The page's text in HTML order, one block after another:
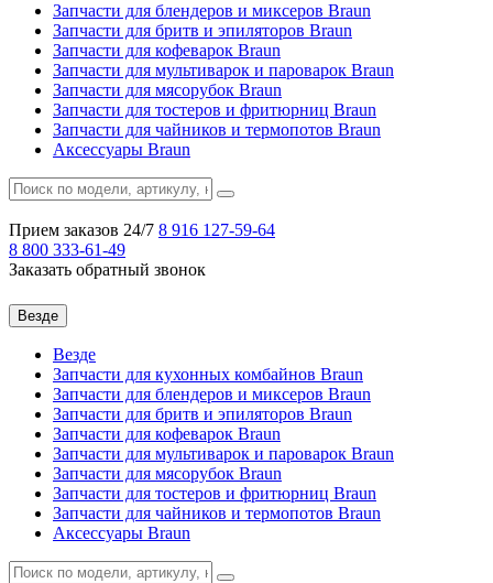
Запчасти для блендеров и миксеров Braun
Запчасти для бритв и эпиляторов Braun
Запчасти для кофеварок Braun
Запчасти для мультиварок и пароварок Braun
Запчасти для мясорубок Braun
Запчасти для тостеров и фритюрниц Braun
Запчасти для чайников и термопотов Braun
Аксессуары Braun
Прием заказов 24/7 8 916 127-59-64
8 800 333-61-49
Заказать обратный звонок
Везде
Везде
Запчасти для кухонных комбайнов Braun
Запчасти для блендеров и миксеров Braun
Запчасти для бритв и эпиляторов Braun
Запчасти для кофеварок Braun
Запчасти для мультиварок и пароварок Braun
Запчасти для мясорубок Braun
Запчасти для тостеров и фритюрниц Braun
Запчасти для чайников и термопотов Braun
Аксессуары Braun